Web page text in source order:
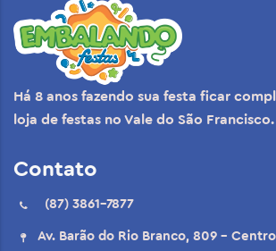
Há 8 anos fazendo sua festa ficar
loja de festas no Vale do São Francisco.
Contato
(87) 3861-7877
Av. Barão do Rio Branco, 809 -